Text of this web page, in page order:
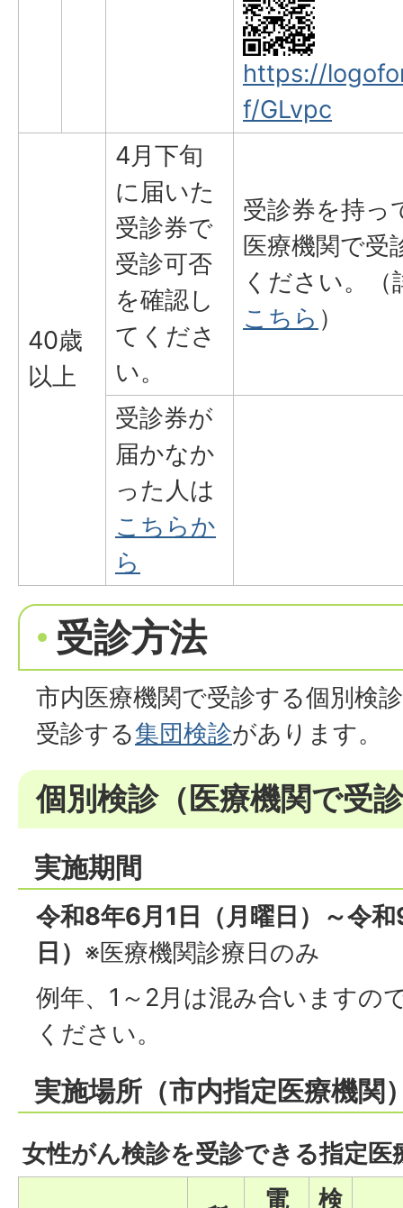
https://
f/GLvpc
40歳
以上
4月下旬
に届いた
受診券で
受診可否
を確認し
てくださ
い。
受診券を持っ
医療機関で受
ください。（
こちら ）
受診券が
届かなか
った人は
こちらか
ら
受診方法
市内医療機関で受診する個別検
受診する集団検診があります。
個別検診（医療機関で受
実施期間
令和8年6月1日（月曜日）～令
日） ※医療機関診療日のみ
例年、1～2月は混み合いますの
ください。
実施場所（市内指定医療機関
女性がん検診を受診できる指定医
電 検